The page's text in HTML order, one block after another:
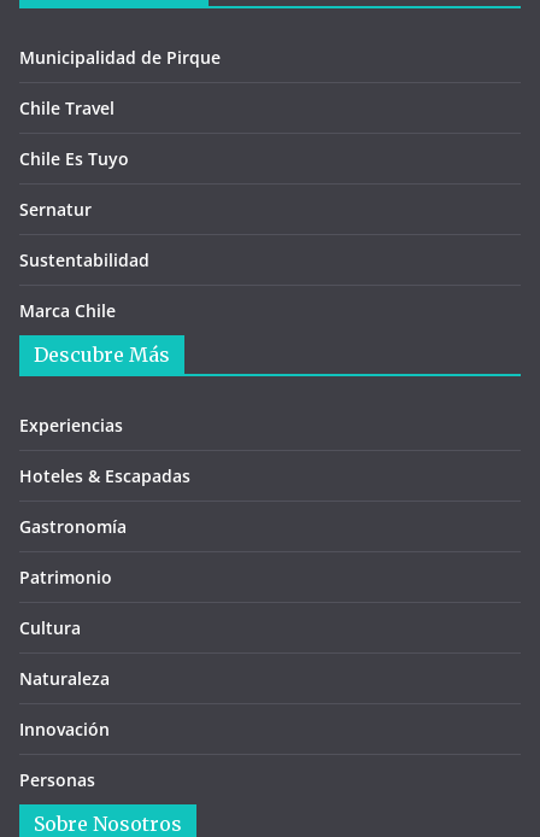
Municipalidad de Pirque
Chile Travel
Chile Es Tuyo
Sernatur
Sustentabilidad
Marca Chile
Descubre Más
Experiencias
Hoteles & Escapadas
Gastronomía
Patrimonio
Cultura
Naturaleza
Innovación
Personas
Sobre Nosotros